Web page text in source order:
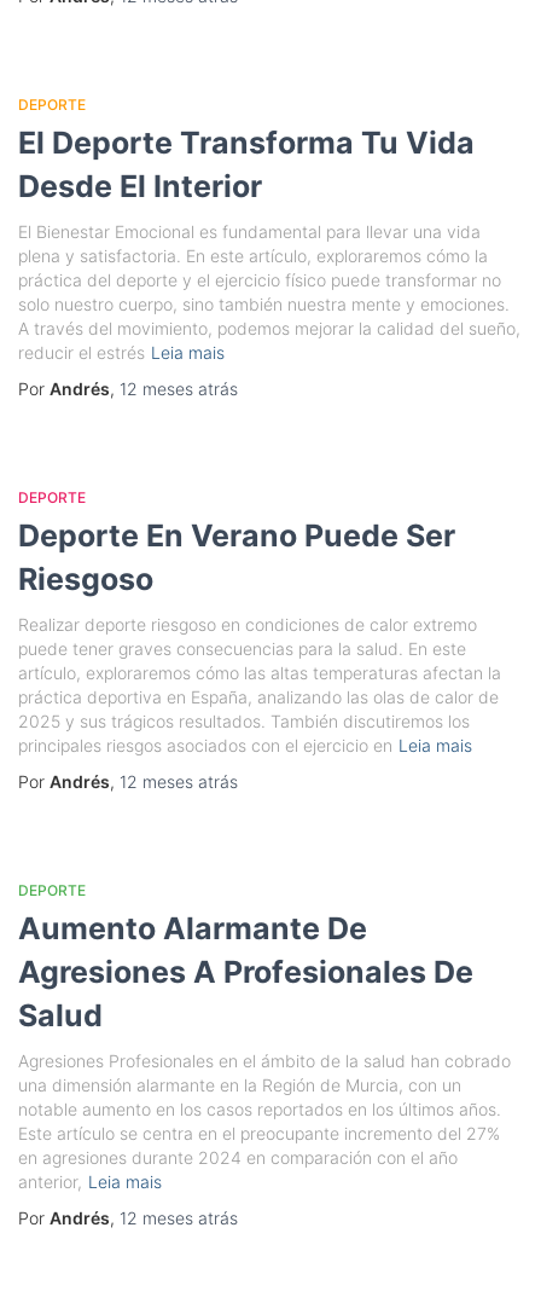
DEPORTE
El Deporte Transforma Tu Vida
Desde El Interior
El Bienestar Emocional es fundamental para llevar una vida
plena y satisfactoria. En este artículo, exploraremos cómo la
práctica del deporte y el ejercicio físico puede transformar no
solo nuestro cuerpo, sino también nuestra mente y emociones.
A través del movimiento, podemos mejorar la calidad del sueño,
reducir el estrés Leia mais
Por Andrés, 12 meses atrás
DEPORTE
Deporte En Verano Puede Ser
Riesgoso
Realizar deporte riesgoso en condiciones de calor extremo
puede tener graves consecuencias para la salud. En este
artículo, exploraremos cómo las altas temperaturas afectan la
práctica deportiva en España, analizando las olas de calor de
2025 y sus trágicos resultados. También discutiremos los
principales riesgos asociados con el ejercicio en Leia mais
Por Andrés, 12 meses atrás
DEPORTE
Aumento Alarmante De
Agresiones A Profesionales De
Salud
Agresiones Profesionales en el ámbito de la salud han cobrado
una dimensión alarmante en la Región de Murcia, con un
notable aumento en los casos reportados en los últimos años.
Este artículo se centra en el preocupante incremento del 27%
en agresiones durante 2024 en comparación con el año
anterior, Leia mais
Por Andrés, 12 meses atrás